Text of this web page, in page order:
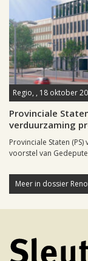
Regio, , 18 oktober
Provinciale
verduurzaming
Provinciale Staten
voorstel van
Meer in dossier